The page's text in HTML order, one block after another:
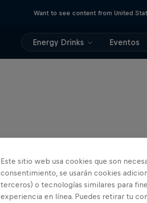
Want to see content from United
Energy Drinks Eventos
Este sitio web usa cookies que son
consentimiento, se usarán cookies
terceros) o tecnologías similares para
experiencia en línea. Puedes retirar tu